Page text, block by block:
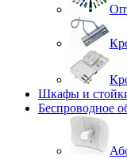
Шкафы и
Беспроводное